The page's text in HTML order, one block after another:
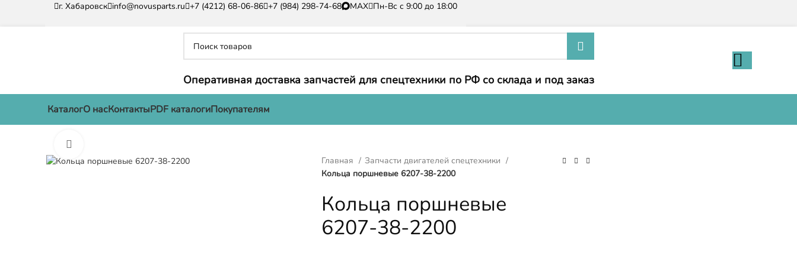
г. Хабаровск info@novusparts.ru +7 (4212) 68-06-86 +7 (984) 298-74-68 MAX Пн-Вс с 9:00 до 18:00
Оперативная доставка запчастей для спецтехники по РФ со склада и под заказ
КаталогО насКонтактыPDF каталогиПокупателям
Главная
Запчасти двигателей спецтехники
Кольца поршневые 6207-38-2200
Кольца поршневые
6207-38-2200